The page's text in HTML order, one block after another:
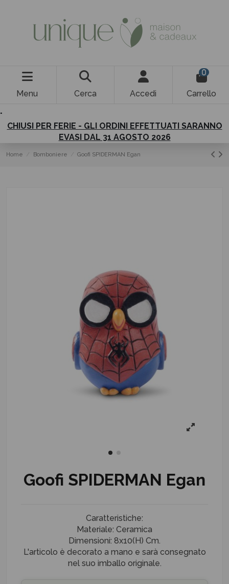
Menu Cerca Accedi
0
Carrello
.
CHIUSI PER FERIE - GLI ORDINI EFFETTUATI SARANNO
EVASI DAL 31 AGOSTO 2026
Home Bomboniere Goofi SPIDERMAN Egan
Goofi SPIDERMAN Egan
Caratteristiche:
Materiale: Ceramica
Dimensioni: 8x10(H) Cm.
L'articolo è decorato a mano e sarà consegnato
nel suo imballo originale.